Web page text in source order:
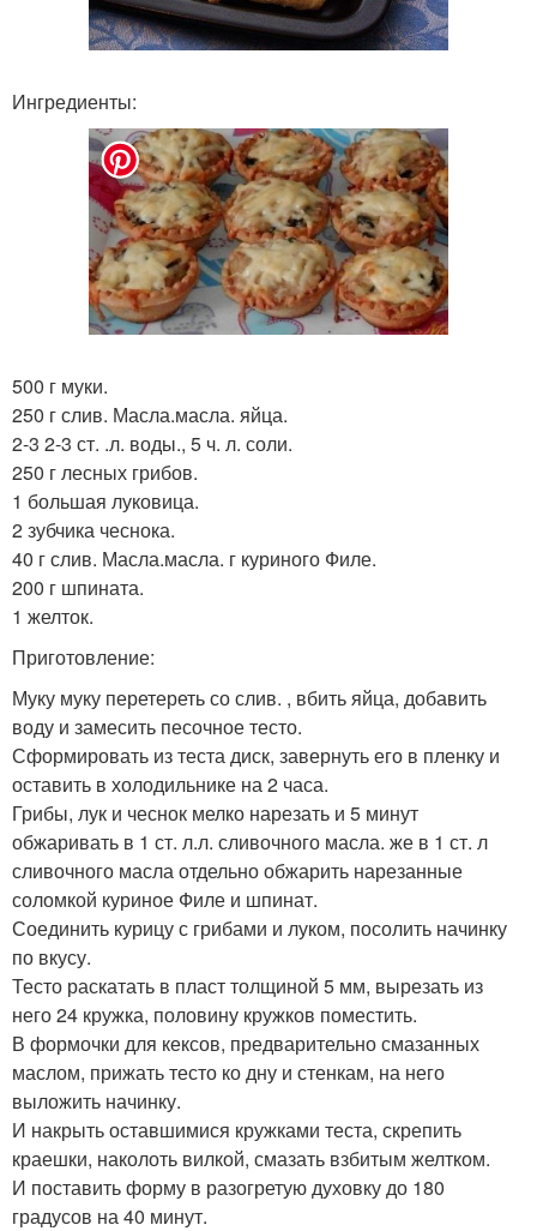
Ингредиенты:
500 г муки.
250 г слив. Масла.масла. яйца.
2-3 2-3 ст. .л. воды., 5 ч. л. соли.
250 г лесных грибов.
1 большая луковица.
2 зубчика чеснока.
40 г слив. Масла.масла. г куриного Филе.
200 г шпината.
1 желток.
Приготовление:
Муку муку перетереть со слив. , вбить яйца, добавить
воду и замесить песочное тесто.
Сформировать из теста диск, завернуть его в пленку и
оставить в холодильнике на 2 часа.
Грибы, лук и чеснок мелко нарезать и 5 минут
обжаривать в 1 ст. л.л. сливочного масла. же в 1 ст. л
сливочного масла отдельно обжарить нарезанные
соломкой куриное Филе и шпинат.
Соединить курицу с грибами и луком, посолить начинку
по вкусу.
Тесто раскатать в пласт толщиной 5 мм, вырезать из
него 24 кружка, половину кружков поместить.
В формочки для кексов, предварительно смазанных
маслом, прижать тесто ко дну и стенкам, на него
выложить начинку.
И накрыть оставшимися кружками теста, скрепить
краешки, наколоть вилкой, смазать взбитым желтком.
И поставить форму в разогретую духовку до 180
градусов на 40 минут.